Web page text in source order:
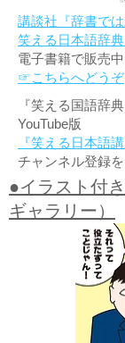
講談社『辞書で
笑える日本語辞典
電子書籍で販売中
☞こちらへどうぞ
『笑える国語辞
YouTube版
『笑える日本語講
チャンネル登録
●イラスト付
ギャラリー）